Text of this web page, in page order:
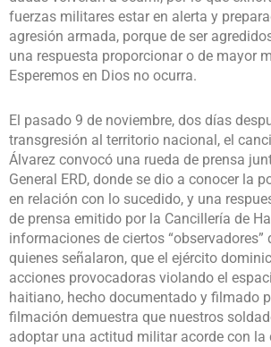
fuerzas militares estar en alerta y
agresión armada, porque de ser
una respuesta proporcionar o de mayor
Esperemos en Dios no ocurra.
El pasado 9 de noviembre, dos días
transgresión al territorio nacional, el
Álvarez convocó una rueda de prensa
General ERD, donde se dio a conocer la
en relación con lo sucedido, y una
de prensa emitido por la Cancillería de
informaciones de ciertos “observadores”
quienes señalaron, que el ejército
acciones provocadoras violando el
haitiano, hecho documentado y filmado
filmación demuestra que nuestros
adoptar una actitud militar acorde con la